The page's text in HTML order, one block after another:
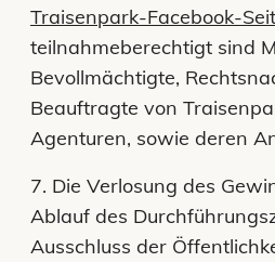
Traisenpark-Facebook-
teilnahmeberechtigt sind
Bevollmächtigte,
Beauftragte von
Agenturen, sowie deren
7. Die Verlosung des
Ablauf des
Ausschluss der